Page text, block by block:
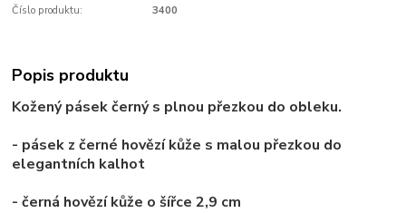
Číslo produktu: 3400
Popis produktu
Kožený pásek černý s plnou přezkou do obleku.
- pásek z černé hovězí kůže s malou přezkou do
elegantních kalhot
- černá hovězí kůže o šířce 2,9 cm